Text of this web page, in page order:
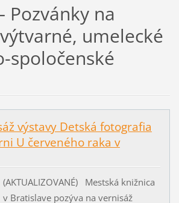
Pozvánky na
umelecké
spoločenské
výstavy Detská fotografia
U červeného raka v
(AKTUALIZOVANÉ) Mestská knižnica
v Bratislave pozýva na vernisáž